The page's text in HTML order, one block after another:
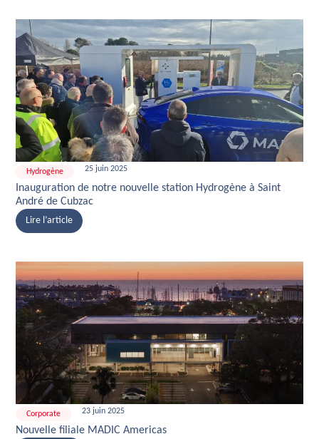
Hydrogène 25 juin 2025
Inauguration de notre nouvelle station Hydrogène à Saint
André de Cubzac
Lire l’article
Corporate 23 juin 2025
Nouvelle filiale MADIC Americas